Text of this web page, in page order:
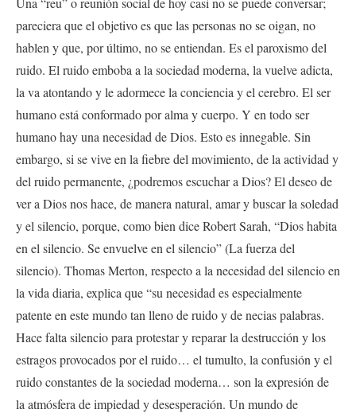
pareciera que el objetivo es que las personas no se oigan, no
hablen y que, por último, no se entiendan. Es el paroxismo del
ruido. El ruido emboba a la sociedad moderna, la vuelve adicta,
la va atontando y le adormece la conciencia y el cerebro. El ser
humano está conformado por alma y cuerpo. Y en todo ser
humano hay una necesidad de Dios. Esto es innegable. Sin
embargo, si se vive en la fiebre del movimiento, de la actividad y
del ruido permanente, ¿podremos escuchar a Dios? El deseo de
ver a Dios nos hace, de manera natural, amar y buscar la soledad
y el silencio, porque, como bien dice Robert Sarah, “Dios habita
en el silencio. Se envuelve en el silencio” (La fuerza del
silencio). Thomas Merton, respecto a la necesidad del silencio en
la vida diaria, explica que “su necesidad es especialmente
patente en este mundo tan lleno de ruido y de necias palabras.
Hace falta silencio para protestar y reparar la destrucción y los
estragos provocados por el ruido… el tumulto, la confusión y el
ruido constantes de la sociedad moderna… son la expresión de
la atmósfera de impiedad y desesperación. Un mundo de